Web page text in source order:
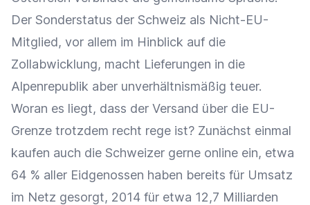
Der Sonderstatus der Schweiz als Nicht-EU-
Mitglied, vor allem im Hinblick auf die
Zollabwicklung, macht Lieferungen in die
Alpenrepublik aber unverhältnismäßig teuer.
Woran es liegt, dass der Versand über die EU-
Grenze trotzdem recht rege ist? Zunächst einmal
kaufen auch die Schweizer gerne online ein, etwa
64 % aller Eidgenossen haben bereits für Umsatz
im Netz gesorgt, 2014 für etwa 12,7 Milliarden